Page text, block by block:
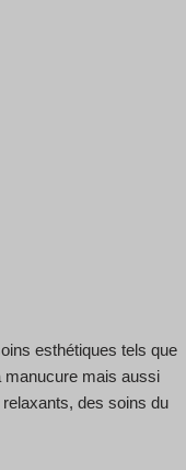
esthétiques tels que
manucure mais aussi
des soins du